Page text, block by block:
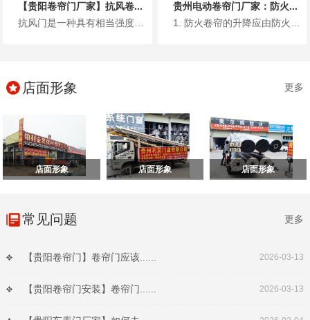
【贵阳卷帘门厂家】抗风卷...
抗风门是一种具有相当强度和一定刚度的卷帘门，利用镀锌钢板、彩涂钢板或不锈钢板轧制的型材作为帘片，其材料厚度一般根据门洞的...
贵州电动卷帘门厂家：防火...
1. 防火卷帘的升降应由防火卷帘控制器控制。 2. 疏散通道上设置的防火卷帘的联动控制设计，应符合下列规定： ...
店面形象 更多
店面形象 店面形象 店面形象
常见问题 更多
【贵阳卷帘门】卷帘门应该...... 2026-03-13
【贵阳卷帘门安装】卷帘门...... 2026-03-13